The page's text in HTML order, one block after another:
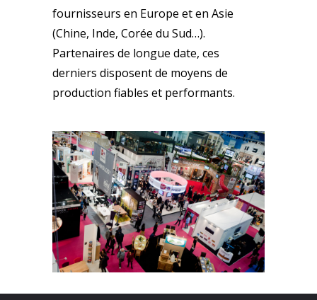
fournisseurs en Europe et en Asie
(Chine, Inde, Corée du Sud…).
Partenaires de longue date, ces
derniers disposent de moyens de
production fiables et performants.